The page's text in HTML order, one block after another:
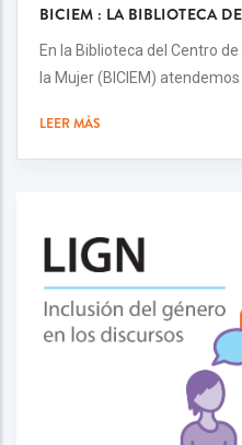
BICIEM : LA BIBLIOTECA
En la Biblioteca del Centro
la Mujer (BICIEM)
LEER MÁS